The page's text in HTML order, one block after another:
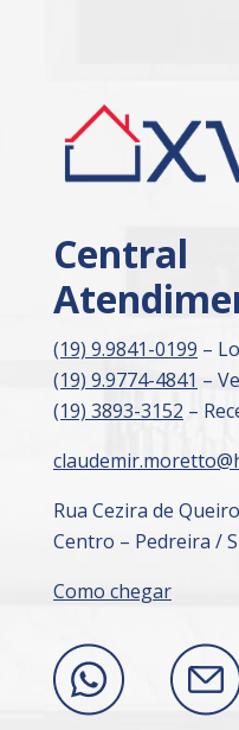
(19) 9.9841-0199 –
(19) 9.9774-4841 –
(19) 3893-3152 –
Rua Cezira de
Centro – Pedreira /
Como chegar